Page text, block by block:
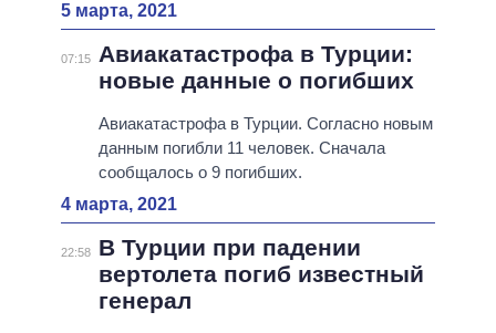
5 марта, 2021
07:15
Авиакатастрофа в Турции:
новые данные о погибших
Авиакатастрофа в Турции. Согласно новым
данным погибли 11 человек. Сначала
сообщалось о 9 погибших.
4 марта, 2021
22:58
В Турции при падении
вертолета погиб известный
генерал